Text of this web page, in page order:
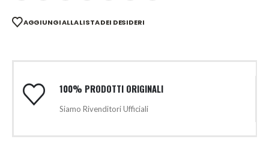
AGGIUNGI ALLA LISTA DEI DESIDERI
100% PRODOTTI ORIGINALI
Siamo Rivenditori Ufficiali